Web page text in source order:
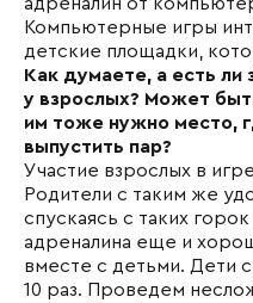
адреналин от
Компьютерные игры
детские площадки,
Как думаете, а есть ли
у взрослых? Может
им тоже нужно место,
выпустить пар?
Участие взрослых в
Родители с таким же
спускаясь с таких
адреналина еще и
вместе с детьми. Дети
10 раз. Проведем